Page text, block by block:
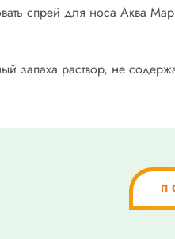
спрей для носа Аква
запаха раствор, не